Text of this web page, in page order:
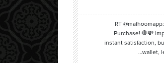
RT
Purchase! 🛑💸
instant satisfaction,
wallet,